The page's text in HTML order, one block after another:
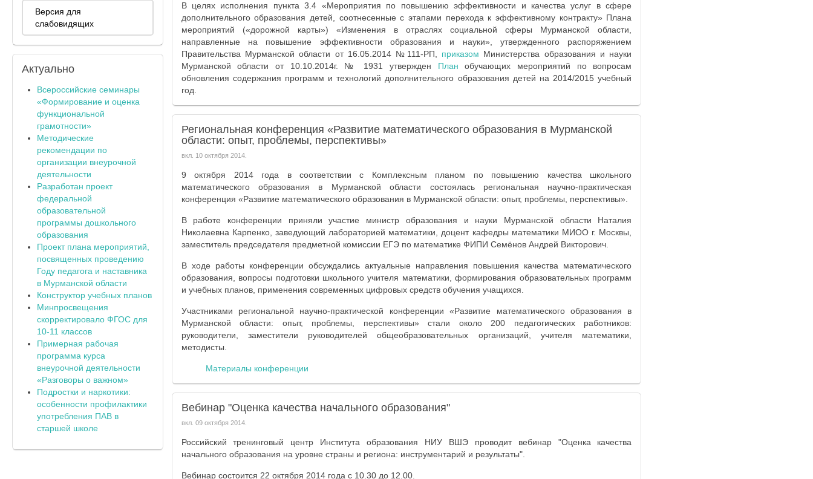
В целях исполнения пункта 3.4 «Мероприятия по повышению эффективности и качества услуг в сфере
дополнительного образования детей, соотнесенные с этапами перехода к эффективному контракту» Плана
мероприятий («дорожной карты») «Изменения в отраслях социальной сферы Мурманской области,
направленные на повышение эффективности образования и науки», утвержденного распоряжением
Правительства Мурманской области от 16.05.2014 №111-РП, приказом Министерства образования и науки
Мурманской области от 10.10.2014г. № 1931 утвержден План обучающих мероприятий по вопросам
обновления содержания программ и технологий дополнительного образования детей на 2014/2015 учебный
год.
Региональная конференция «Развитие математического образования в Мурманской
области: опыт, проблемы, перспективы»
вкл. 10 октября 2014.
9 октября 2014 года в соответствии с Комплексным планом по повышению качества школьного
математического образования в Мурманской области состоялась региональная научно-практическая
конференция «Развитие математического образования в Мурманской области: опыт, проблемы, перспективы».
В работе конференции приняли участие министр образования и науки Мурманской области Наталия
Николаевна Карпенко, заведующий лабораторией математики, доцент кафедры математики МИОО г. Москвы,
заместитель председателя предметной комиссии ЕГЭ по математике ФИПИ Семёнов Андрей Викторович.
В ходе работы конференции обсуждались актуальные направления повышения качества математического
образования, вопросы подготовки школьного учителя математики, формирования образовательных программ
и учебных планов, применения современных цифровых средств обучения учащихся.
Участниками региональной научно-практической конференции «Развитие математического образования в
Мурманской области: опыт, проблемы, перспективы» стали около 200 педагогических работников:
руководители, заместители руководителей общеобразовательных организаций, учителя математики,
методисты.
Материалы конференции
Вебинар "Оценка качества начального образования"
вкл. 09 октября 2014.
Российский тренинговый центр Института образования НИУ ВШЭ проводит вебинар "Оценка качества
начального образования на уровне страны и региона: инструментарий и результаты".
Вебинар состоится 22 октября 2014 года с 10.30 до 12.00.
Версия для
слабовидящих
Актуально
Всероссийские семинары
«Формирование и оценка
функциональной
грамотности»
Методические
рекомендации по
организации внеурочной
деятельности
Разработан проект
федеральной
образовательной
программы дошкольного
образования
Проект плана мероприятий,
посвященных проведению
Году педагога и наставника
в Мурманской области
Конструктор учебных планов
Минпросвещения
скорректировало ФГОС для
10-11 классов
Примерная рабочая
программа курса
внеурочной деятельности
«Разговоры о важном»
Подростки и наркотики:
особенности профилактики
употребления ПАВ в
старшей школе